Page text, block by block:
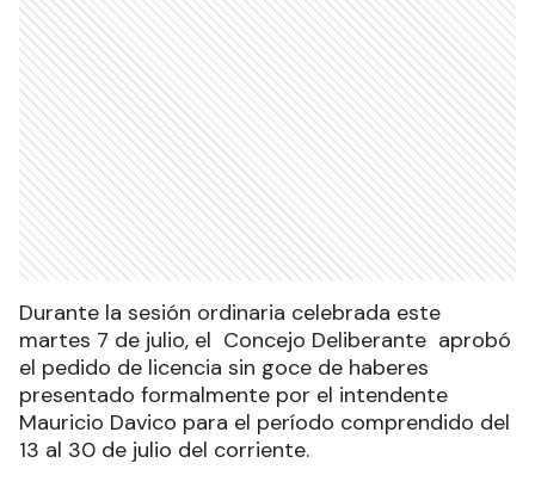
Durante la sesión ordinaria celebrada este
martes 7 de julio, el Concejo Deliberante aprobó
el pedido de licencia sin goce de haberes
presentado formalmente por el intendente
Mauricio Davico para el período comprendido del
13 al 30 de julio del corriente.